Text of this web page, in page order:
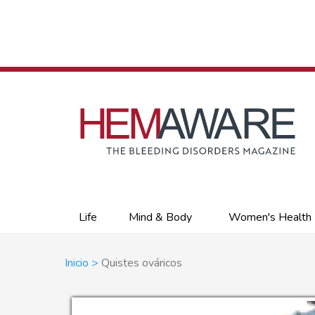
Primary
links
Life Mind & Body Women's Health
Sobrescribir
enlaces
Inicio Quistes ováricos